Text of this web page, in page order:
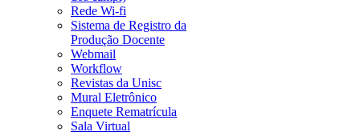
Rede Wi-fi
Sistema de Registro da
Produção Docente
Webmail
Workflow
Revistas da Unisc
Mural Eletrônico
Enquete Rematrícula
Sala Virtual